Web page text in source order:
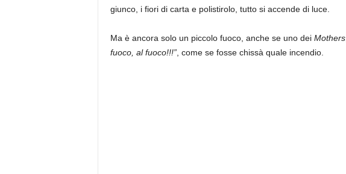
giunco, i fiori di carta e polistirolo, tutto si accende di luce.
Ma è ancora solo un piccolo fuoco, anche se uno dei Mothers,
fuoco, al fuoco!!!”, come se fosse chissà quale incendio.